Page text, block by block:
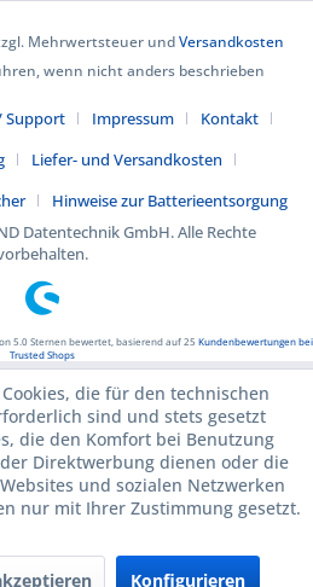
Mehrwertsteuer undVersandkosten
wenn nicht anders beschrieben
Support Impressum
Kontakt
Liefer- und Versandkosten
Hinweise zur Batterieentsorgung
Datentechnik GmbH. Alle Rechte
5.0Sternen bewertet, basierend auf25 Kundenbewertungen bei
Trusted Shops
die für den technischen
sind und stets gesetzt
die den Komfort bei Benutzung
Direktwerbung dienen oder die
und sozialen Netzwerken
nur mit Ihrer Zustimmung gesetzt.
Konfigurieren